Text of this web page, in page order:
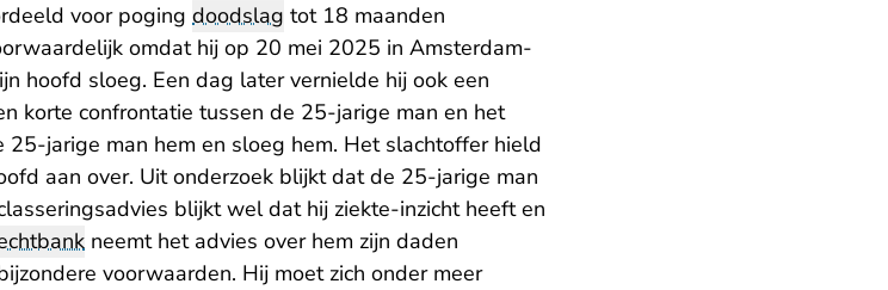
voor poging doodslag tot 18 maanden
omdat hij op 20 mei 2025 in Amsterdam-
hoofd sloeg. Een dag later vernielde hij ook een
korte confrontatie tussen de 25-jarige man en het
jarige man hem en sloeg hem. Het slachtoffer hield
aan over. Uit onderzoek blijkt dat de 25-jarige man
blijkt wel dat hij ziekte-inzicht heeft en
neemt het advies over hem zijn daden
voorwaarden. Hij moet zich onder meer